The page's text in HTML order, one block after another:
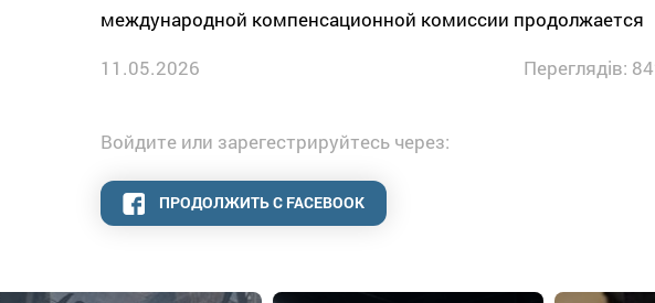
международной компенсационной комиссии продолжается
11.05.2026
Переглядів:
Войдите или зарегестрируйтесь через:
ПРОДОЛЖИТЬ С FACEBOOK